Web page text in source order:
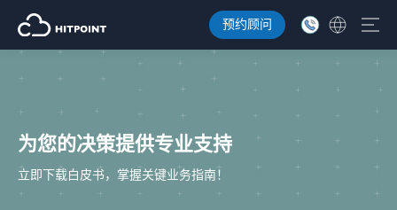
预约顾问
为您的决策提供专业支持
立即下载白皮书，掌握关键业务指南！